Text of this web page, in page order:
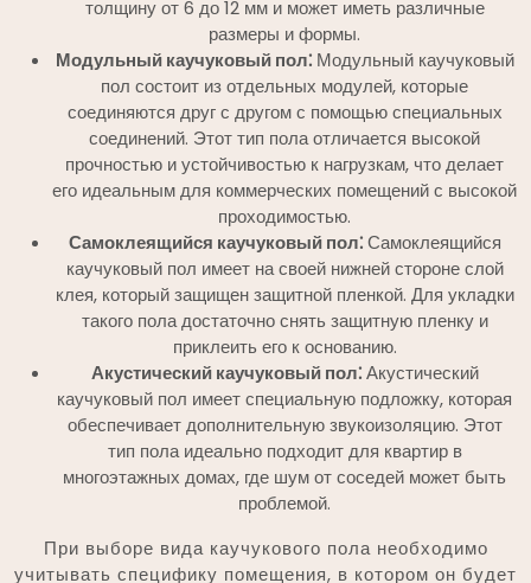
толщину от 6 до 12 мм и может иметь различные
размеры и формы.
Модульный каучуковый пол⁚Модульный каучуковый
пол состоит из отдельных модулей, которые
соединяются друг с другом с помощью специальных
соединений. Этот тип пола отличается высокой
прочностью и устойчивостью к нагрузкам, что делает
его идеальным для коммерческих помещений с высокой
проходимостью.
Самоклеящийся каучуковый пол⁚Самоклеящийся
каучуковый пол имеет на своей нижней стороне слой
клея, который защищен защитной пленкой. Для укладки
такого пола достаточно снять защитную пленку и
приклеить его к основанию.
Акустический каучуковый пол⁚Акустический
каучуковый пол имеет специальную подложку, которая
обеспечивает дополнительную звукоизоляцию. Этот
тип пола идеально подходит для квартир в
многоэтажных домах, где шум от соседей может быть
проблемой.
При выборе вида каучукового пола необходимо
учитывать специфику помещения, в котором он будет